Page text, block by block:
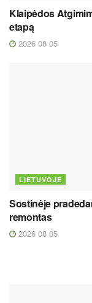
Klaipėdos
etapą
2026 08 05
LIETUVOJE
Sostinėje
remontas
2026 08 05